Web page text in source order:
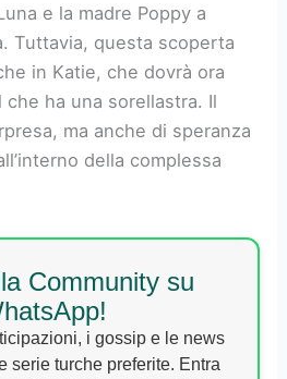
e la madre Poppy a
Tuttavia, questa scoperta
in Katie, che dovrà ora
ha una sorellastra. Il
ma anche di speranza
della complessa
Community su
i gossip e le news
serie turche preferite. Entra